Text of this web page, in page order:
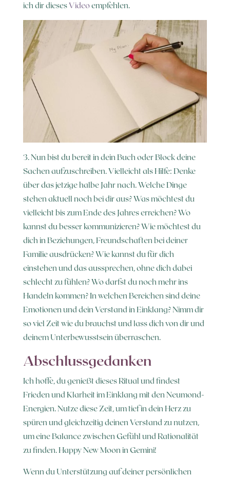
ich dir diesesVideoempfehlen.
3. Nun bist du bereit in dein Buch oder Block deine
Sachen aufzuschreiben. Vielleicht als Hilfe: Denke
über das jetzige halbe Jahr nach. Welche Dinge
stehen aktuell noch bei dir aus? Was möchtest du
vielleicht bis zum Ende des Jahres erreichen? Wo
kannst du besser kommunizieren? Wie möchtest du
dich in Beziehungen, Freundschaften bei deiner
Familie ausdrücken? Wie kannst du für dich
einstehen und das aussprechen, ohne dich dabei
schlecht zu fühlen? Wo darfst du noch mehr ins
Handeln kommen? In welchen Bereichen sind deine
Emotionen und dein Verstand in Einklang? Nimm dir
so viel Zeit wie du brauchst und lass dich von dir und
deinem Unterbewusstsein überraschen.
Abschlussgedanken
Ich hoffe, du genießt dieses Ritual und findest
Frieden und Klarheit im Einklang mit den Neumond-
Energien. Nutze diese Zeit, um tief in dein Herz zu
spüren und gleichzeitig deinen Verstand zu nutzen,
um eine Balance zwischen Gefühl und Rationalität
zu finden. Happy New Moon in Gemini!
Wenn du Unterstützung auf deiner persönlichen